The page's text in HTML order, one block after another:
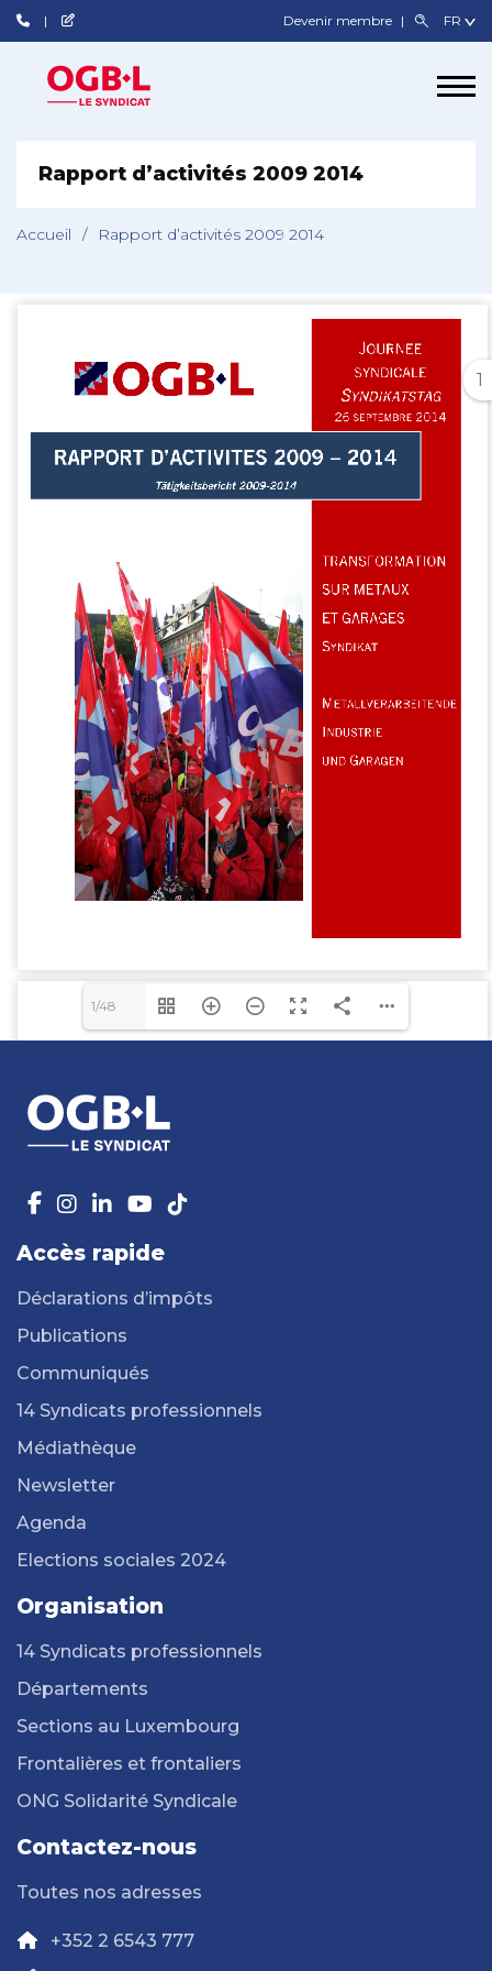
Devenir membre
Rapport d’activités 2009 2014
Accueil / Rapport d’activités 2009 2014
1
1/48
Accès rapide
Déclarations d’impôts
Publications
Communiqués
14 Syndicats professionnels
Médiathèque
Newsletter
Agenda
Elections sociales 2024
Organisation
14 Syndicats professionnels
Départements
Sections au Luxembourg
Frontalières et frontaliers
ONG Solidarité Syndicale
Contactez-nous
Toutes nos adresses
+352 2 6543 777